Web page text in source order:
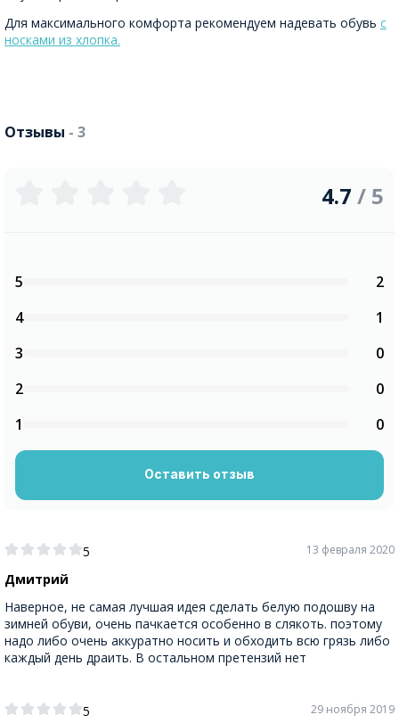
Для максимального комфорта рекомендуем надевать обувь с
носками из хлопка.
Отзывы - 3
5
Дмитрий
13 февраля 2020
Наверное, не самая лучшая идея сделать белую подошву на
зимней обуви, очень пачкается особенно в слякоть. поэтому
надо либо очень аккуратно носить и обходить всю грязь либо
каждый день драить. В остальном претензий нет
5
29 ноября 2019
4.7 / 5
5
2
4
1
3
0
2
0
1
0
Оставить отзыв